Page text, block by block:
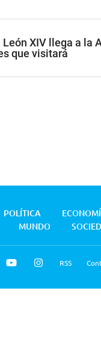
León XIV llega a la
que visitará
POLÍTICA
MUNDO
RSS